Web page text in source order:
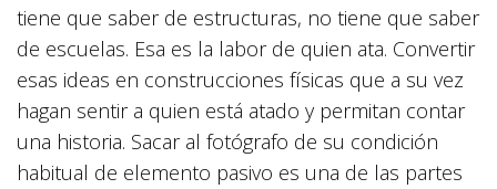
tiene que saber de estructuras, no tiene que saber
de escuelas. Esa es la labor de quien ata. Convertir
esas ideas en construcciones físicas que a su vez
hagan sentir a quien está atado y permitan contar
una historia. Sacar al fotógrafo de su condición
habitual de elemento pasivo es una de las partes